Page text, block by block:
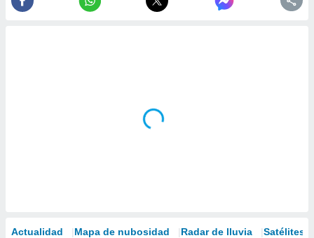
Actualidad Mapa de nubosidad Radar de lluvia Satélites